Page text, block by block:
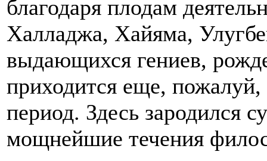
благодаря плодам
Халладжа, Хайяма,
выдающихся гениев,
приходится еще,
период. Здесь зародился
мощнейшие течения